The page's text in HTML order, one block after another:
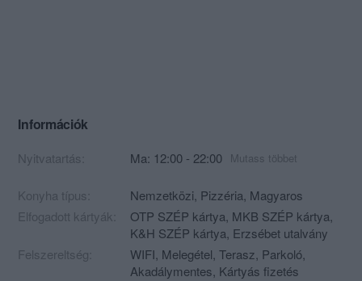
Információk
Nyitvatartás: Ma: 12:00 - 22:00 Mutass többet
Konyha típus: Nemzetközi, Pizzéria, Magyaros
Elfogadott kártyák:
OTP SZÉP kártya, MKB SZÉP kártya,
K&H SZÉP kártya, Erzsébet utalvány
Felszereltség:
WIFI, Melegétel, Terasz, Parkoló,
Akadálymentes, Kártyás fizetés